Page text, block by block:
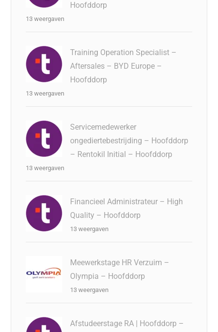
Hoofddorp
13 weergaven
Training Operation Specialist –
Aftersales – BYD Europe –
Hoofddorp
13 weergaven
Servicemedewerker
ongediertebestrijding – Hoofddorp
– Rentokil Initial – Hoofddorp
13 weergaven
Financieel Administrateur – High
Quality – Hoofddorp
13 weergaven
Meewerkstage HR Verzuim –
Olympia – Hoofddorp
13 weergaven
Afstudeerstage RA | Hoofddorp –